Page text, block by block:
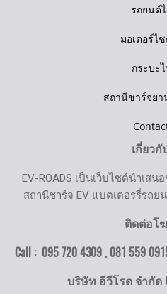
รถยนต์
มอเตอร์ไ
กระบะ
สถานีชาร์จย
เกี่ยวกั
EV-ROADS เป็นเว็บไซต์นำเส
สถานีชาร์จ EV แบตเตอรรี่รถ
ติดต่อโ
Call : 095 720 4309 , 081 559
บริษัท อีวีโรด จำกัด